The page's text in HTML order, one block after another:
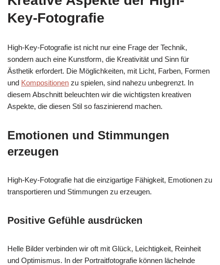
Key-Fotografie
High-Key-Fotografie ist nicht nur eine Frage der Technik,
sondern auch eine Kunstform, die Kreativität und Sinn für
Ästhetik erfordert. Die Möglichkeiten, mit Licht, Farben, Formen
und Kompositionen zu spielen, sind nahezu unbegrenzt. In
diesem Abschnitt beleuchten wir die wichtigsten kreativen
Aspekte, die diesen Stil so faszinierend machen.
Emotionen und Stimmungen
erzeugen
High-Key-Fotografie hat die einzigartige Fähigkeit, Emotionen zu
transportieren und Stimmungen zu erzeugen.
Positive Gefühle ausdrücken
Helle Bilder verbinden wir oft mit Glück, Leichtigkeit, Reinheit
und Optimismus. In der Portraitfotografie können lächelnde